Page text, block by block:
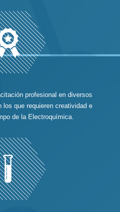
profesional en diversos
que requieren creatividad e
de la Electroquímica.